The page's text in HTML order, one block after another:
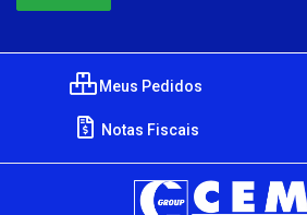
Meus Pedidos
Notas Fiscais